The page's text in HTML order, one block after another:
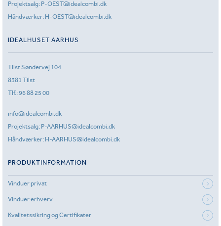
Projektsalg: P-OEST@idealcombi.dk
Håndværker: H-OEST@idealcombi.dk
IDEALHUSET AARHUS
Tilst Søndervej 104
8381 Tilst
Tlf.:96 88 25 00
info@idealcombi.dk
Projektsalg: P-AARHUS@idealcombi.dk
Håndværker: H-AARHUS@idealcombi.dk
PRODUKTINFORMATION
Vinduer privat
Vinduer erhverv
Kvalitetssikring og Certifikater